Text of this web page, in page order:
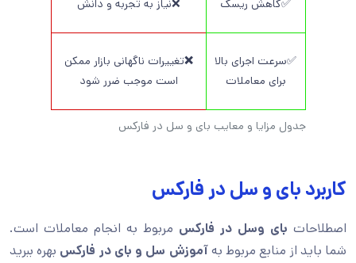
جدول مزایا و معایب بای و سل در فارکس
✅کاهش ریسک ❌نیاز به تجربه و دانش
✅سرعت اجرای بالا
برای معاملات
❌تغییرات ناگهانی بازار ممکن
است موجب ضرر شود
کاربرد بای و سل در فارکس
اصطلاحات بای وسل در فارکس مربوط به انجام معاملات است.
شما باید از منابع مربوط بهآموزش سل و بای در فارکس بهره ببرید